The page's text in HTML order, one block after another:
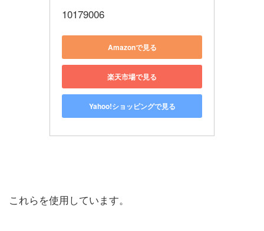
10179006
Amazonで見る
楽天市場で見る
Yahoo!ショッピングで見る
これらを使用しています。